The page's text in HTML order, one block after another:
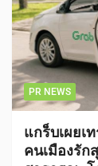
PR NEWS
แกร็บเผยเ
คนเมืองรัก